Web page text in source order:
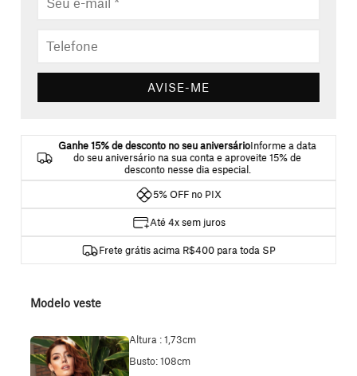
AVISE-ME
Ganhe 15% de desconto no seu aniversárioInforme a data
do seu aniversário na sua conta e aproveite 15% de
desconto nesse dia especial.
5% OFF no PIX
Até 4x sem juros
Frete grátis acima R$400 para toda SP
Modelo veste
Altura : 1,73cm
Busto: 108cm